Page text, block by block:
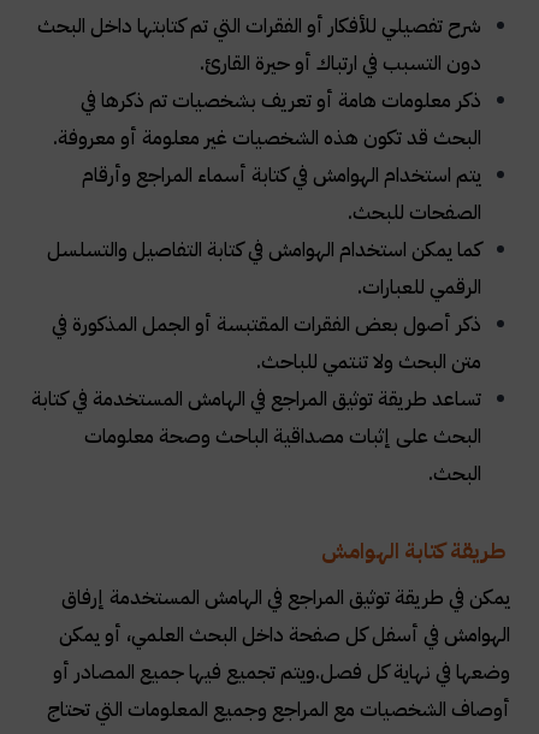
شرح تفصيلي للأفكار أو الفقرات التي تم كتابتها داخل البحث
دون التسبب في ارتباك أو حيرة القارئ.
ذكر معلومات هامة أو تعريف بشخصيات تم ذكرها في
البحث قد تكون هذه الشخصيات غير معلومة أو معروفة.
يتم استخدام الهوامش في كتابة أسماء المراجع وأرقام
الصفحات للبحث.
كما يمكن استخدام الهوامش في كتابة التفاصيل والتسلسل
الرقمي للعبارات.
ذكر أصول بعض الفقرات المقتبسة أو الجمل المذكورة في
متن البحث ولا تنتمي للباحث.
تساعد طريقة توثيق المراجع في الهامش المستخدمة في كتابة
البحث على إثبات مصداقية الباحث وصحة معلومات
البحث.
طريقة كتابة الهوامش
يمكن في طريقة توثيق المراجع في الهامش المستخدمة إرفاق
الهوامش في أسفل كل صفحة داخل البحث العلمي، أو يمكن
وضعها في نهاية كل فصل.ويتم تجميع فيها جميع المصادر أو
أوصاف الشخصيات مع المراجع وجميع المعلومات التي تحتاج